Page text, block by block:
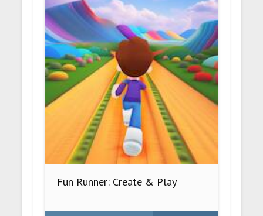
Fun Runner: Create & Play